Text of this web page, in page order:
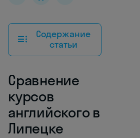
Содержание
статьи
Сравнение
курсов
английского в
Липецке